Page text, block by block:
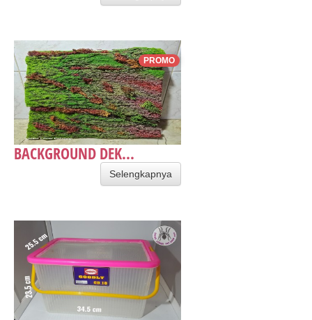
PROMO
BACKGROUND DEK...
Selengkapnya